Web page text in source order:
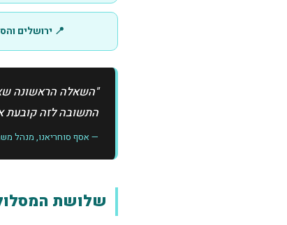
📍 ירושלים
"השאלה הראשונה
התשובה לזה קובעת
— אסף סוחריאנו, מנהל
שלושת